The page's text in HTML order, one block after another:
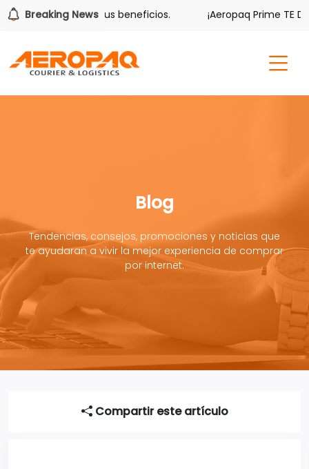
Breaking News
también tiene sus beneficios. ¡Aeropaq Prime TE DA
Blog
Tendencias, consejos, promociones y noticias que
te ayudaran a vivir la mejor experiencia de comprar
por internet.
Compartir este artículo